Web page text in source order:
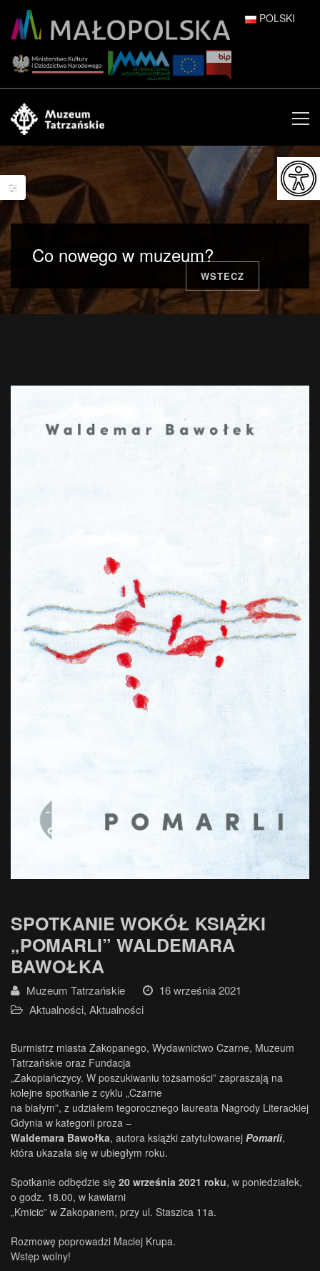
POLSKI
ENGLISH
ESPAÑOL
FRANÇAIS
ITALIANO
日本語
Co nowego w muzeum?
WSTECZ
SPOTKANIE WOKÓŁ KSIĄŻKI
„POMARLI” WALDEMARA
BAWOŁKA
Muzeum Tatrzańskie
16 września 2021
Aktualności, Aktualności
Burmistrz miasta Zakopanego, Wydawnictwo Czarne, Muzeum
Tatrzańskie oraz Fundacja
„Zakopiańczycy. W poszukiwaniu tożsamości” zapraszają na
kolejne spotkanie z cyklu „Czarne
na białym”, z udziałem tegorocznego laureata Nagrody Literackiej
Gdynia w kategorii proza –
Waldemara Bawołka, autora książki zatytułowanej Pomarli,
która ukazała się w ubiegłym roku.
Spotkanie odbędzie się 20 września 2021 roku, w poniedziałek,
o godz. 18.00, w kawiarni
„Kmicic” w Zakopanem, przy ul. Staszica 11a.
Rozmowę poprowadzi Maciej Krupa.
Wstęp wolny!